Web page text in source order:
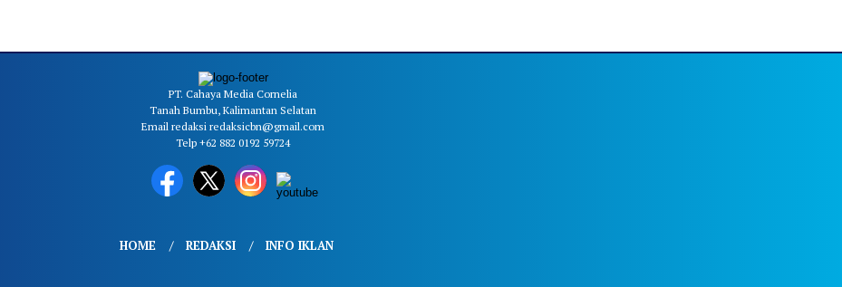
PT. Cahaya Media Cornelia
Tanah Bumbu, Kalimantan Selatan
Email redaksi redaksicbn@gmail.com
Telp +62 882 0192 59724
HOME REDAKSI INFO IKLAN